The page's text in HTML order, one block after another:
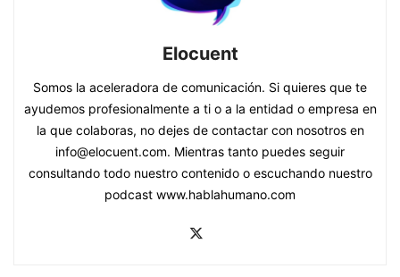
Elocuent
Somos la aceleradora de comunicación. Si quieres que te
ayudemos profesionalmente a ti o a la entidad o empresa en
la que colaboras, no dejes de contactar con nosotros en
info@elocuent.com. Mientras tanto puedes seguir
consultando todo nuestro contenido o escuchando nuestro
podcast www.hablahumano.com